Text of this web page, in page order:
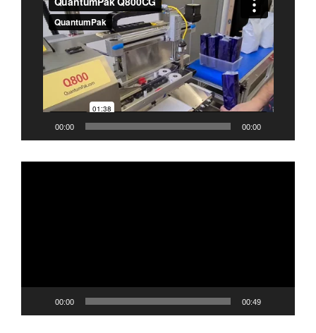
de
vídeo
00:00 00:00
00:00 00:49